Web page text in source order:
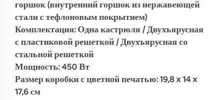
горшок (внутренний горшок из нержавеющей
стали с тефлоновым покрытием)
Комплектация: Одна кастрюля / Двухъярусная
с пластиковой решеткой / Двухъярусная со
стальной решеткой
Мощность: 450 Вт
Размер коробки с цветной печатью: 19,8 x 14 x
17,6 см